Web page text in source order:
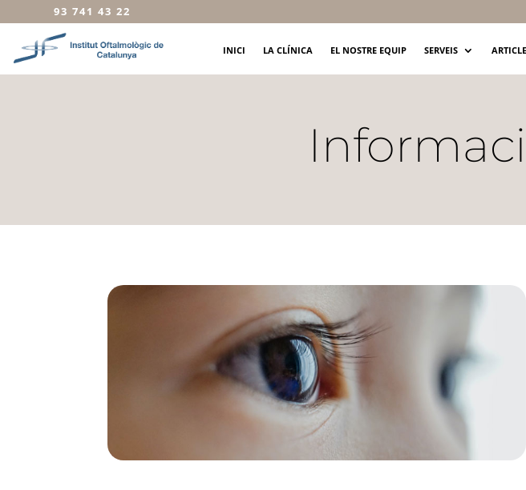
93 741 43 22
INICI LA CLÍNICA EL NOSTRE EQUIP SERVEIS